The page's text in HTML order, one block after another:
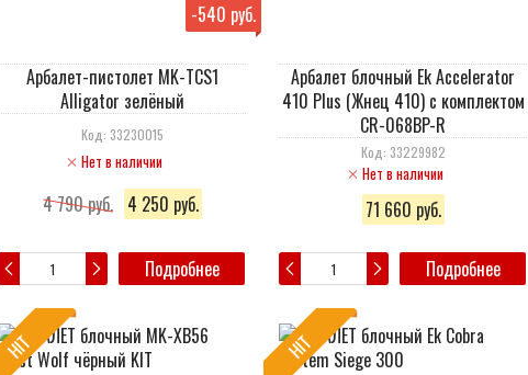
-540 руб.
Арбалет-пистолет MK-TCS1
Alligator зелёный
Код: 33230015
Нет в наличии
4 790 руб. 4 250 руб.
Подробнее
Арбалет блочный Ek Accelerator
410 Plus (Жнец 410) c комплектом
CR-068BP-R
Код: 33229982
Нет в наличии
71 660 руб.
Подробнее
HIT HIT